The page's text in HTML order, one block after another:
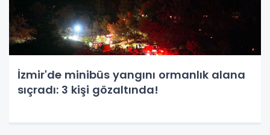
İzmir'de minibüs yangını ormanlık alana
sıçradı: 3 kişi gözaltında!